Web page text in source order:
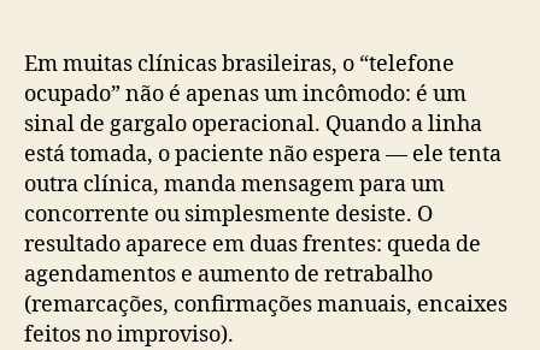
Em muitas clínicas brasileiras, o “telefone
ocupado” não é apenas um incômodo: é um
sinal de gargalo operacional. Quando a linha
está tomada, o paciente não espera — ele tenta
outra clínica, manda mensagem para um
concorrente ou simplesmente desiste. O
resultado aparece em duas frentes: queda de
agendamentos e aumento de retrabalho
(remarcações, confirmações manuais, encaixes
feitos no improviso).